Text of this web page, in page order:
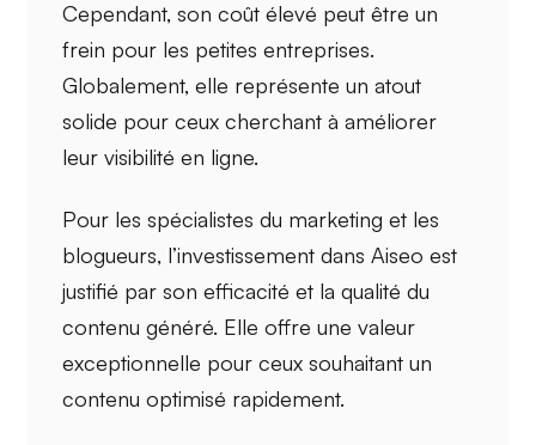
Cependant, soncoût élevé peut être un
frein pour les petites entreprises.
Globalement, elle représente un atout
solide pour ceux cherchant à améliorer
leur visibilité en ligne.
Pour lesspécialistes du marketing et les
blogueurs, l’investissement dans Aiseo est
justifié par sonefficacité et laqualité du
contenu généré. Elle offre une valeur
exceptionnelle pour ceux souhaitant un
contenu optimisé rapidement.